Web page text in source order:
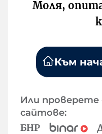
Моля,
Към
Или
сайтове:
БНР